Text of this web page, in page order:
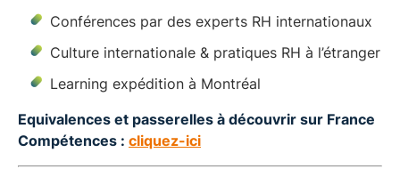
Conférences par des experts RH internationaux
Culture internationale & pratiques RH à l’étranger
Learning expédition à Montréal
Equivalences et passerelles à découvrir sur France
Compétences : cliquez-ici